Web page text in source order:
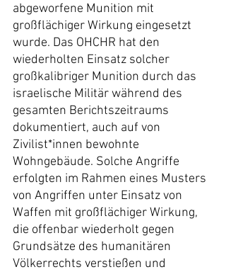
abgeworfene Munition mit
großflächiger Wirkung eingesetzt
wurde. Das OHCHR hat den
wiederholten Einsatz solcher
großkalibriger Munition durch das
israelische Militär während des
gesamten Berichtszeitraums
dokumentiert, auch auf von
Zivilist*innen bewohnte
Wohngebäude. Solche Angriffe
erfolgten im Rahmen eines Musters
von Angriffen unter Einsatz von
Waffen mit großflächiger Wirkung,
die offenbar wiederholt gegen
Grundsätze des humanitären
Völkerrechts verstießen und